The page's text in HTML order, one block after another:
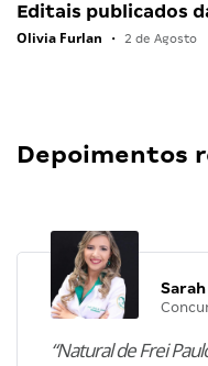
Editais publicados
Olivia Furlan • 2 de Agosto
Depoimentos
Sarah
“Natural de Frei